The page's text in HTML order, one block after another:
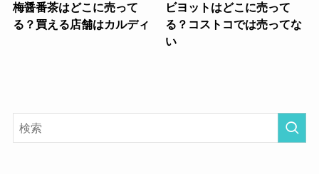
梅醤番茶はどこに売って
る？買える店舗はカルディ
ビヨットはどこに売って
る？コストコでは売ってな
い